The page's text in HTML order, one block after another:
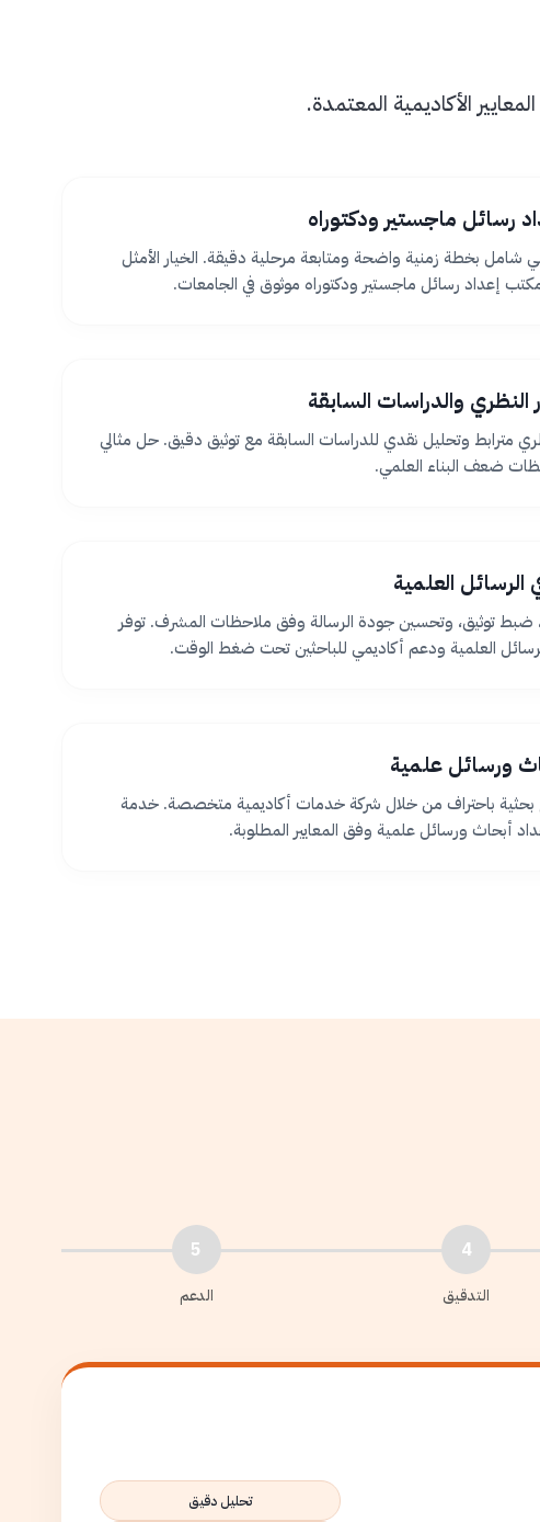
الأكاديمية المعتمدة.
رسائل ماجستير ودكتوراه
شامل بخطة زمنية واضحة ومتابعة مرحلية دقيقة. الخيار الأمثل
إعداد رسائل ماجستير ودكتوراه موثوق في الجامعات.
النظري والدراسات السابقة
مترابط وتحليل نقدي للدراسات السابقة مع توثيق دقيق. حل مثالي
ضعف البناء العلمي.
العلمية
ضبط توثيق، وتحسين جودة الرسالة وفق ملاحظات المشرف. توفر
العلمية ودعم أكاديمي للباحثين تحت ضغط الوقت.
ورسائل علمية
بحثية باحتراف من خلال شركة خدمات أكاديمية متخصصة. خدمة
أبحاث ورسائل علمية وفق المعايير المطلوبة.
4
التدقيق
5
الدعم
تحليل دقيق